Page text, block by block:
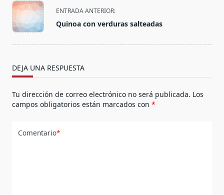
<span
class="nav-
subtitle
screen-
text">Página</span>
ENTRADA ANTERIOR:
Quinoa con verduras salteadas
DEJA UNA RESPUESTA
Tu dirección de correo electrónico no será publicada. Los
campos obligatorios están marcados con *
Comentario*